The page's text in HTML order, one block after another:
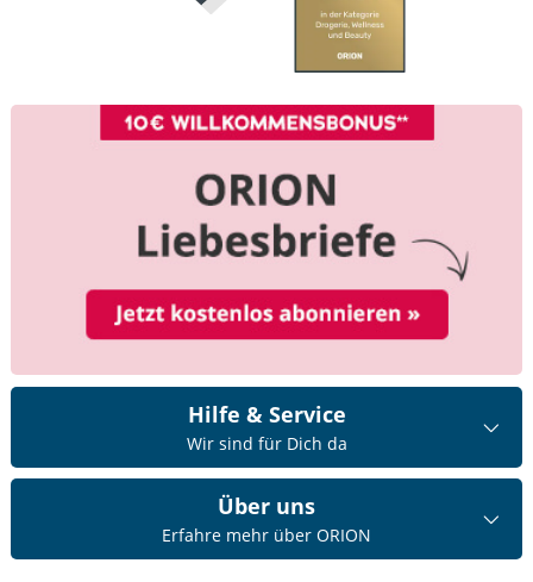
Hilfe & Service
Wir sind für Dich da
Über uns
Erfahre mehr über ORION